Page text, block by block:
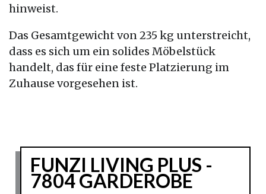
hinweist.
Das Gesamtgewicht von 235 kg unterstreicht,
dass es sich um ein solides Möbelstück
handelt, das für eine feste Platzierung im
Zuhause vorgesehen ist.
FUNZI LIVING PLUS -
7804 GARDEROBE